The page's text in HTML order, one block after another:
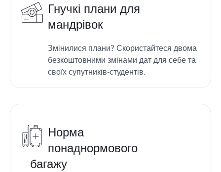
Гнучкі плани для
мандрівок
Змінилися плани? Скористайтеся двома
безкоштовними змінами дат для себе та
своїх супутників-студентів.
Норма
понаднормового
багажу